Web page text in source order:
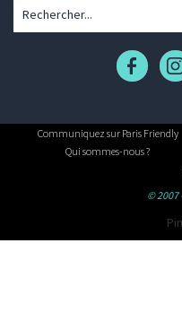
Communiquez sur Paris Friendly
Qui sommes-nous ?
© 2007